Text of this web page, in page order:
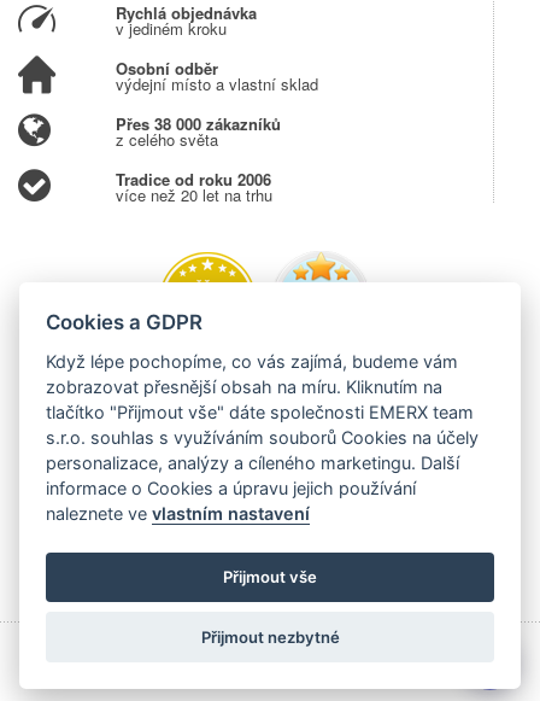
Rychlá objednávka
v jediném kroku
Osobní odběr
výdejní místo a vlastní sklad
Přes 38 000 zákazníků
z celého světa
Tradice od roku 2006
více než 20 let na trhu
Copyright © 2006 - 2026 EMERX team s.r.o., Těšínská 204,
Cookies a GDPR
Když lépe pochopíme, co vás zajímá, budeme vám
zobrazovat přesnější obsah na míru. Kliknutím na
tlačítko "Přijmout vše" dáte společnosti EMERX team
s.r.o. souhlas s využíváním souborů Cookies na účely
personalizace, analýzy a cíleného marketingu. Další
informace o Cookies a úpravu jejich používání
naleznete vevlastním nastavení
Přijmout vše
Přijmout nezbytné